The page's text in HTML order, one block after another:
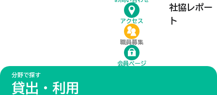
アクセス
職員募集
会員ページ
社協レポー
ト
分野で探す
貸出・利用